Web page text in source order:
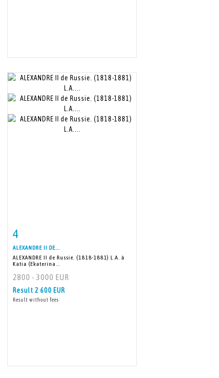
4
ALEXANDRE II DE...
ALEXANDRE II de Russie. (1818-1881) L.A. à
Katia (Ekaterina...
2800 - 3000 EUR
Result 2 600 EUR
Result without fees